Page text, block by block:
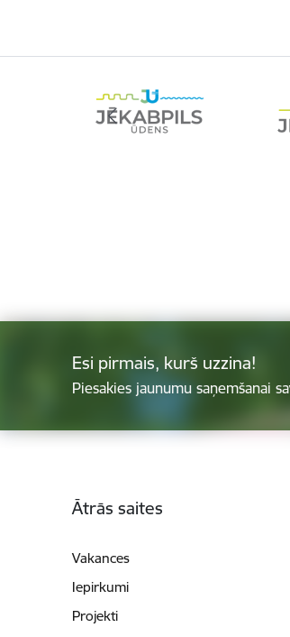
Esi pirmais, kurš uzzina!
Piesakies jaunumu saņemšanai
Ātrās saites
Vakances
Iepirkumi
Projekti